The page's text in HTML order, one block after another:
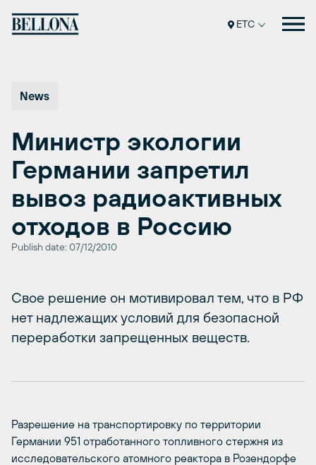
ETC
News
Министр экологии
Германии запретил
вывоз радиоактивных
отходов в Россию
Publish date: 07/12/2010
Свое решение он мотивировал тем, что в РФ
нет надлежащих условий для безопасной
переработки запрещенных веществ.
Разрешение на транспортировку по территории
Германии 951 отработанного топливного стержня из
исследовательского атомного реактора в Розендорфе